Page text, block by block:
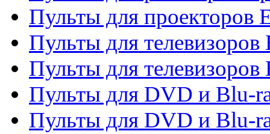
Пульты для проекторов
Пульты для телевизоров
Пульты для телевизоров
Пульты для DVD и Blu-
Пульты для DVD и Blu-